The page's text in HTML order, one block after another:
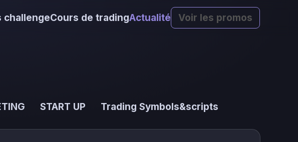
challengeCours de tradingActualité Voir les promos
START UP Trading Symbols&scripts